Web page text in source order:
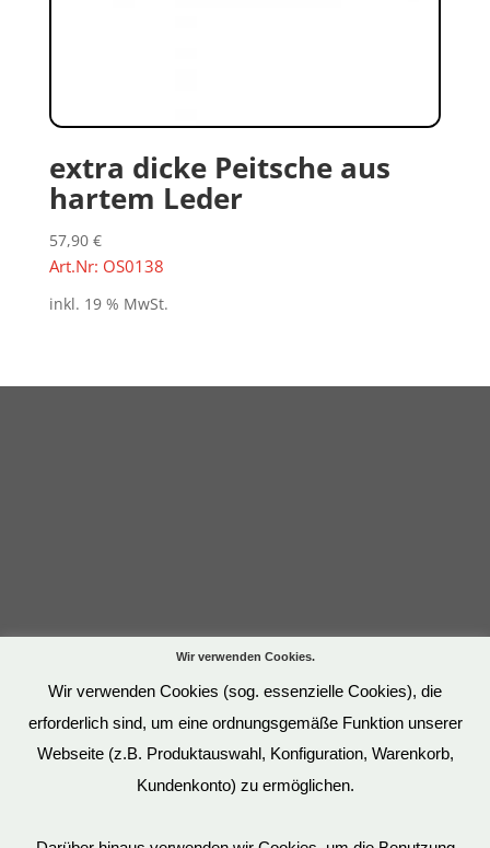
extra dicke Peitsche aus
hartem Leder
57,90 €
Art.Nr: OS0138
inkl. 19 % MwSt.
Wir verwenden Cookies.
Wir verwenden Cookies (sog. essenzielle Cookies), die
erforderlich sind, um eine ordnungsgemäße Funktion unserer
Webseite (z.B. Produktauswahl, Konfiguration, Warenkorb,
Kundenkonto) zu ermöglichen.